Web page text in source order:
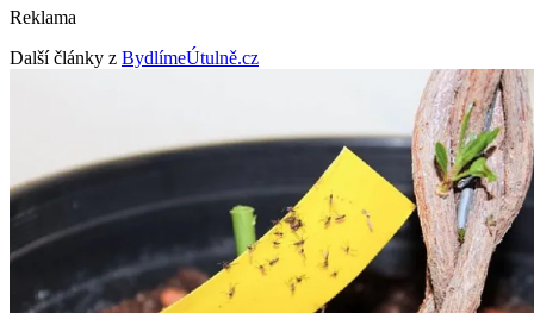
Reklama
Další články z BydlímeÚtulně.cz